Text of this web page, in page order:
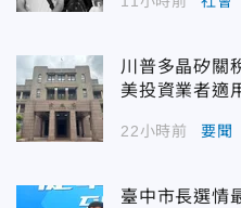
川普多晶矽關
美投資業者適
22小時前 要聞
臺中市長選情